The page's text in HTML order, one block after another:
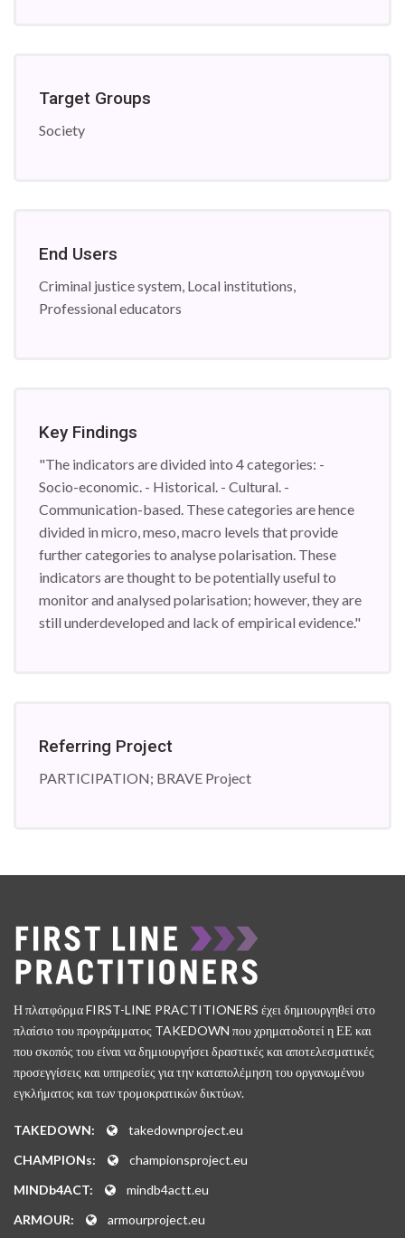
Target Groups
Society
End Users
Criminal justice system, Local institutions,
Professional educators
Key Findings
"The indicators are divided into 4 categories: -
Socio-economic. - Historical. - Cultural. -
Communication-based. These categories are hence
divided in micro, meso, macro levels that provide
further categories to analyse polarisation. These
indicators are thought to be potentially useful to
monitor and analysed polarisation; however, they are
still underdeveloped and lack of empirical evidence."
Referring Project
PARTICIPATION; BRAVE Project
Η πλατφόρμα FIRST-LINE PRACTITIONERS έχει δημιουργηθεί στο
πλαίσιο του προγράμματος TAKEDOWN που χρηματοδοτεί η ΕΕ και
που σκοπός του είναι να δημιουργήσει δραστικές και αποτελεσματικές
προσεγγίσεις και υπηρεσίες για την καταπολέμηση του οργανωμένου
εγκλήματος και των τρομοκρατικών δικτύων.
TAKEDOWN:
takedownproject.eu
CHAMPIONs:
championsproject.eu
MINDb4ACT:
mindb4actt.eu
ARMOUR:
armourproject.eu